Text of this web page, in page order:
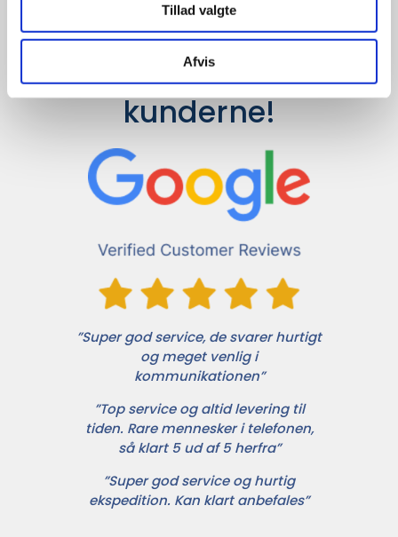
Tillad valgte
Afvis
Det siger
kunderne!
”Super god service, de svarer hurtigt
og meget venlig i
kommunikationen”
”Top service og altid levering til
tiden. Rare mennesker i telefonen,
så klart 5 ud af 5 herfra”
”Super god service og hurtig
ekspedition. Kan klart anbefales”